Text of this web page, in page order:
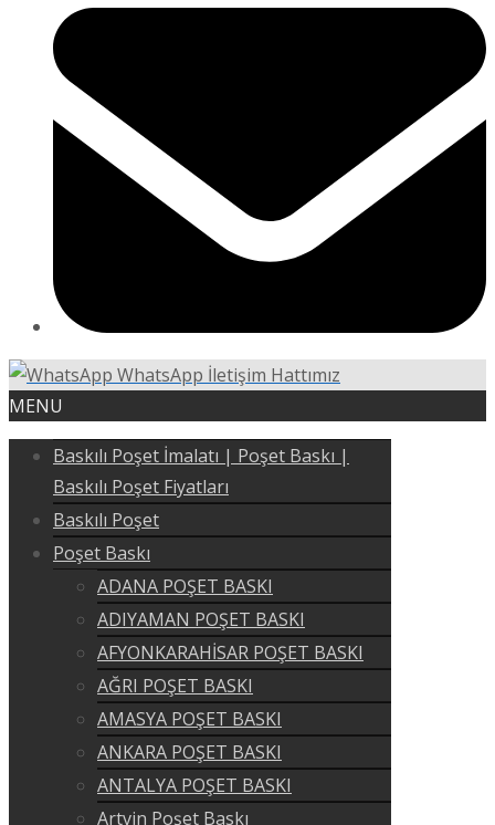
WhatsApp İletişim Hattımız
MENU
Baskılı Poşet İmalatı | Poşet Baskı |
Baskılı Poşet Fiyatları
Baskılı Poşet
Poşet Baskı
ADANA POŞET BASKI
ADIYAMAN POŞET BASKI
AFYONKARAHİSAR POŞET BASKI
AĞRI POŞET BASKI
AMASYA POŞET BASKI
ANKARA POŞET BASKI
ANTALYA POŞET BASKI
Artvin Poşet Baskı